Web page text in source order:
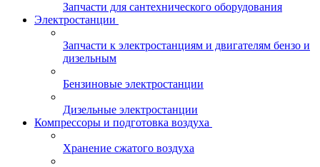
Запчасти для сантехнического оборудования
Электростанции
Запчасти к электростанциям и двигателям бензо и
дизельным
Бензиновые электростанции
Дизельные электростанции
Компрессоры и подготовка воздуха
Хранение сжатого воздуха